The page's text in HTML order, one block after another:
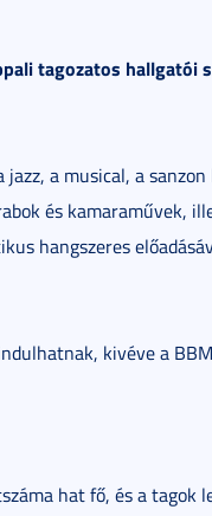
tagozatos hallgatói
a musical, a
és kamaraművek,
hangszeres
kivéve a
hat fő, és a tagok